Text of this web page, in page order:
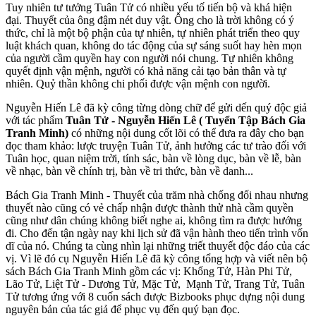
Tuy nhiên tư tưởng Tuân Tử có nhiều yếu tố tiến bộ và khá hiện
đại. Thuyết của ông đậm nét duy vật. Ông cho là trời không có ý
thức, chỉ là một bộ phận của tự nhiên, tự nhiên phát triển theo quy
luật khách quan, không do tác động của sự sáng suốt hay hèn mọn
của người cầm quyền hay con người nói chung. Tự nhiên không
quyết định vận mệnh, người có khả năng cải tạo bản thân và tự
nhiên. Quỷ thần không chi phối được vận mệnh con người.
Nguyễn Hiến Lê đã kỳ công từng dòng chữ để gửi dến quý độc giả
với tác phẩm Tuân Tử - Nguyễn Hiến Lê ( Tuyển Tập Bách Gia
Tranh Minh) có những nội dung cốt lõi có thể đưa ra đây cho bạn
đọc tham khảo: lược truyện Tuân Tử, ảnh hưởng các tư trào đối với
Tuân học, quan niệm trời, tính sác, bàn về lòng dục, bàn về lễ, bàn
về nhạc, bàn về chính trị, bàn về tri thức, bàn về danh...
Bách Gia Tranh Minh - Thuyết của trăm nhà chống đối nhau nhưng
thuyết nào cũng có vẻ chấp nhận được thành thử nhà cầm quyền
cũng như dân chúng không biết nghe ai, không tìm ra được hướng
đi. Cho đến tận ngày nay khi lịch sử đã vận hành theo tiến trình vốn
dĩ của nó. Chúng ta cùng nhìn lại những triết thuyết độc đáo của các
vị. Vì lẽ đó cụ Nguyễn Hiến Lê đã kỳ công tổng hợp và viết nên bộ
sách Bách Gia Tranh Minh gồm các vị: Khổng Tử, Hàn Phi Tử,
Lão Tử, Liệt Tử - Dương Tử, Mặc Tử, Mạnh Tử, Trang Tử, Tuân
Tử tương ứng với 8 cuốn sách được Bizbooks phục dựng nội dung
nguyên bản của tác giả để phục vụ đến quý bạn đọc.